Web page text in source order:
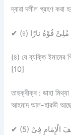
দ্বারা দলীল গ্রহণ করা
✔
(৪) যে ব্যক্তি ইমামের
[10]
তাহক্বীক্ব :ডাহা মিথ্যা
আহমাদ আল-হারভী
✔ (5) قَالَ عُمَرُ بْنُ الْخَطَّابِ وَدِدْتُ أَنَّ الَّذِىْ يَقْرَأُ خَلْفَ الْإِمَامِ فِىْ